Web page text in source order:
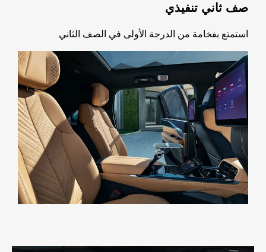
صف ثاني تنفيذي
استمتع بفخامة من الدرجة الأولى في الصف الثاني